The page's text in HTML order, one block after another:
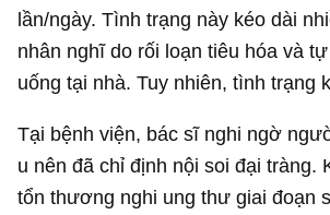
lần/ngày. Tình trạng này kéo dài
nhân nghĩ do rối loạn tiêu hóa và
uống tại nhà. Tuy nhiên, tình trạng
Tại bệnh viện, bác sĩ nghi ngờ
u nên đã chỉ định nội soi đại tràng.
tổn thương nghi ung thư giai đoạn